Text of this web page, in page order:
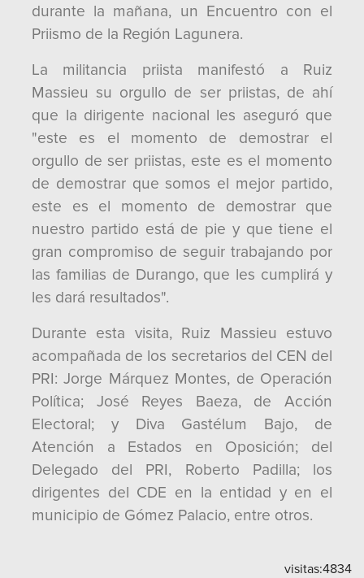
durante la mañana, un Encuentro con el
Priismo de la Región Lagunera.
La militancia priista manifestó a Ruiz
Massieu su orgullo de ser priistas, de ahí
que la dirigente nacional les aseguró que
"este es el momento de demostrar el
orgullo de ser priistas, este es el momento
de demostrar que somos el mejor partido,
este es el momento de demostrar que
nuestro partido está de pie y que tiene el
gran compromiso de seguir trabajando por
las familias de Durango, que les cumplirá y
les dará resultados".
Durante esta visita, Ruiz Massieu estuvo
acompañada de los secretarios del CEN del
PRI: Jorge Márquez Montes, de Operación
Política; José Reyes Baeza, de Acción
Electoral; y Diva Gastélum Bajo, de
Atención a Estados en Oposición; del
Delegado del PRI, Roberto Padilla; los
dirigentes del CDE en la entidad y en el
municipio de Gómez Palacio, entre otros.
visitas:4834